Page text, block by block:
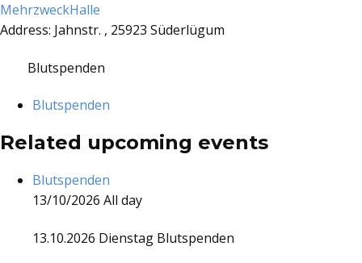
MehrzweckHalle
Address: Jahnstr. , 25923 Süderlügum
Blutspenden
Blutspenden
Related upcoming events
Blutspenden
13/10/2026 All day
13.10.2026 Dienstag Blutspenden